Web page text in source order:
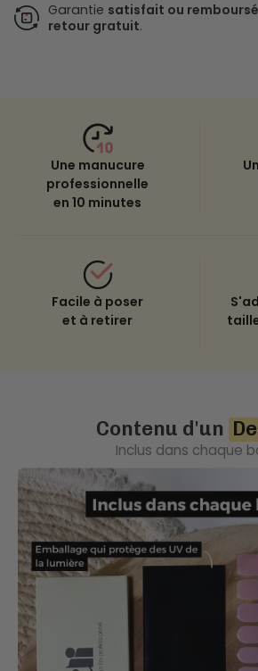
Garantie satisfait ou remboursé
retour gratuit.
Une manucure
professionnelle
en 10 minutes
Facile à poser
et à retirer
Contenu d'un
Inclus dans chaque